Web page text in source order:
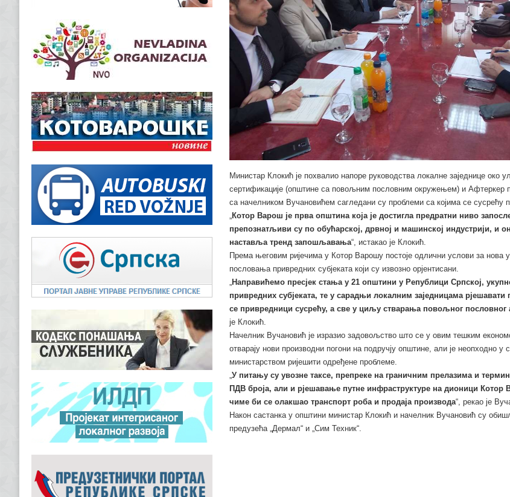
Министар Клокић је похвалио напоре руководства локалне заједнице око
сертификације (општине са повољним пословним окружењем) и Афтеркер
са начелником Вучановићем сагледани су проблеми са којима се сусрећу
„Котор Варош је прва општина која је достигла предратни ниво
препознатљиви су по обућарској, дрвној и машинској индустрији, и
наставља тренд запошљавања“, истакао је Клокић.
Према његовим ријечима у Котор Варошу постоје одлични услови за нова
пословања привредних субјеката који су извозно орјентисани.
„Направићемо пресјек стања у 21 општини у Републици Српској,
привредних субјеката, те у сарадњи локалним заједницама рјешавати
се привредници сусрећу, а све у циљу стварања повољног пословног
је Клокић.
Начелник Вучановић је изразио задовољство што се у овим тешким
отварају нови производни погони на подручју општине, али је неопходно
министарством ријешити одређене проблеме.
„У питању су увозне таксе, препреке на граничним прелазима и
ПДВ броја, али и рјешавање путне инфраструктуре на дионици Котор
чиме би се олакшао транспорт роба и продаја производа“, рекао је
Након састанка у општини министар Клокић и начелник Вучановић су
предузећа „Дермал“ и „Сим Техник“.